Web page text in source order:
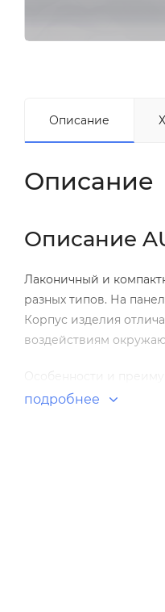
Описание
Описание
Описание
Лаконичный и
разных типов. На
Корпус изделия
воздействиям
Особенности и
подробнее